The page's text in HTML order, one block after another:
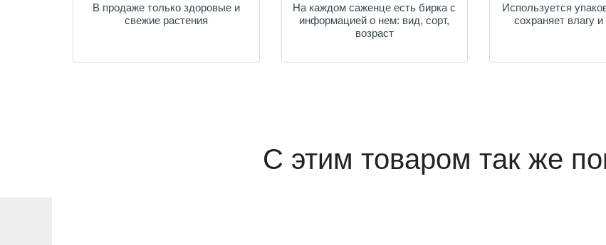
В продаже только здоровые и
свежие растения
На каждом саженце есть бирка с
информацией о нем: вид, сорт,
возраст
Используется
сохраняет влагу
С этим товаром так же